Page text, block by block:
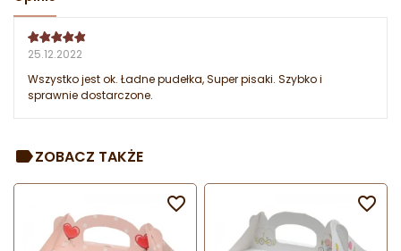
25.12.2022
Wszystko jest ok. Ładne pudełka, Super pisaki. Szybko i
sprawnie dostarczone.
ZOBACZ TAKŻE
 